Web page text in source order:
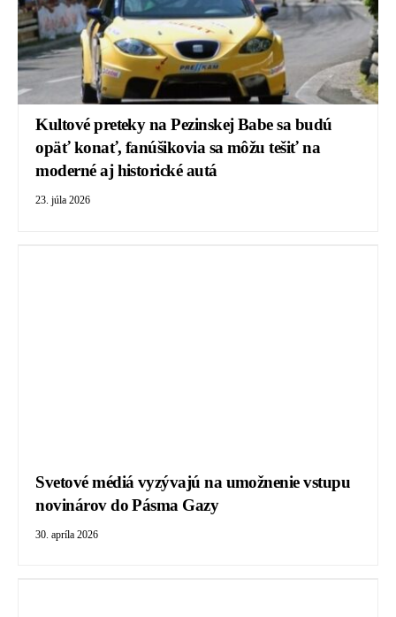
Kultové preteky na Pezinskej Babe sa budú
opäť konať, fanúšikovia sa môžu tešiť na
moderné aj historické autá
23. júla 2026
Svetové médiá vyzývajú na umožnenie vstupu
novinárov do Pásma Gazy
30. apríla 2026